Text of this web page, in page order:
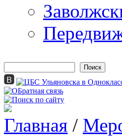
Форма поиска
Вы здесь
Главная /